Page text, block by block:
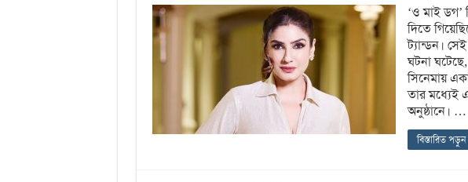
‘ও মাই ডগ’
দিতে
ট্যান্ডন।
ঘটনা
সিনেমায়
তার মধ্যেই
অনুষ্ঠানে। …
বিস্তারিত পড়ুন